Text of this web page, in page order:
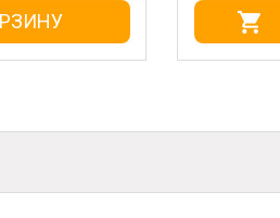
В КОРЗИНУ